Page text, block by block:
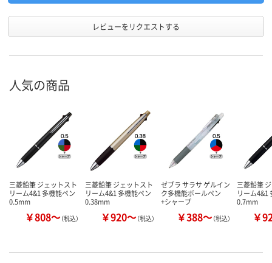
レビューをリクエストする
人気の商品
三菱鉛筆 ジェットスト
リーム4&1 多機能ペン
0.5mm
￥808～（税込）
三菱鉛筆 ジェットスト
リーム4&1 多機能ペン
0.38mm
￥920～（税込）
ゼブラ サラサ ゲルイン
ク多機能ボールペン
+シャープ
￥388～（税込）
三菱鉛筆
リーム4&1
0.7mm
￥